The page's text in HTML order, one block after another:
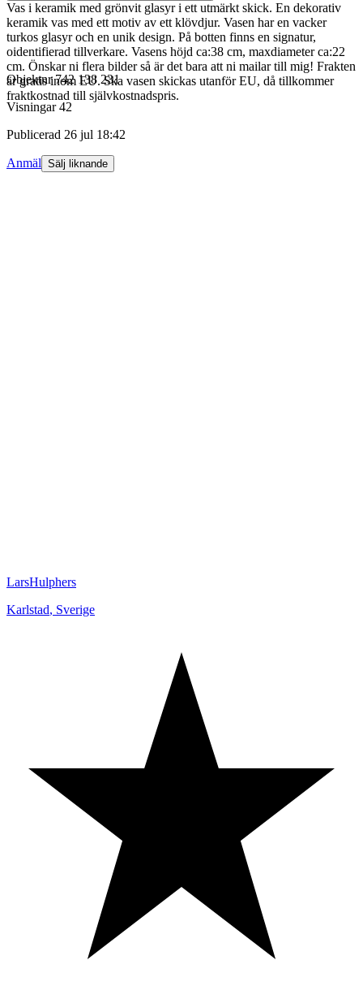
Vas i keramik med grönvit glasyr i ett utmärkt skick. En dekorativ
keramik vas med ett motiv av ett klövdjur. Vasen har en vacker
turkos glasyr och en unik design. På botten finns en signatur,
oidentifierad tillverkare. Vasens höjd ca:38 cm, maxdiameter ca:22
cm. Önskar ni flera bilder så är det bara att ni mailar till mig! Frakten
är gratis inom EU. Ska vasen skickas utanför EU, då tillkommer
fraktkostnad till självkostnadspris.
Objektnr 742 138 231
Visningar 42
Publicerad 26 jul 18:42
Anmäl Sälj liknande
LarsHulphers
Karlstad, Sverige